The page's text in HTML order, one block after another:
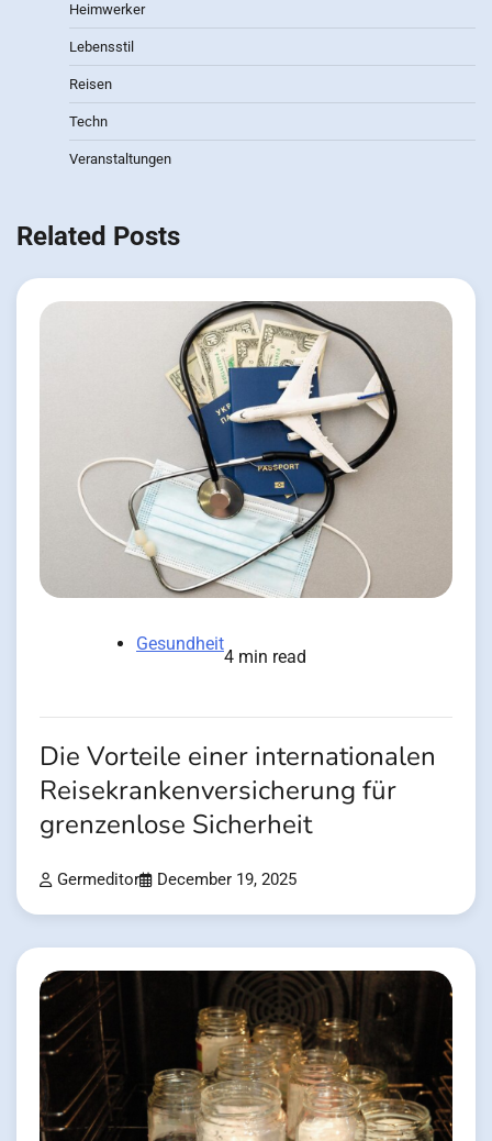
Heimwerker
Lebensstil
Reisen
Techn
Veranstaltungen
Related Posts
Gesundheit
4 min read
Die Vorteile einer internationalen
Reisekrankenversicherung für
grenzenlose Sicherheit
Germeditor December 19, 2025